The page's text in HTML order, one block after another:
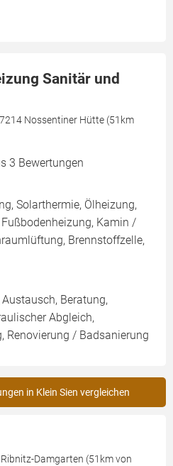
Sanitär und
Nossentiner Hütte (51km
3 Bewertungen
Solarthermie, Ölheizung,
Kamin /
Brennstoffzelle,
Beratung,
Abgleich,
Renovierung / Badsanierung
in Klein Sien vergleichen
Damgarten (51km von